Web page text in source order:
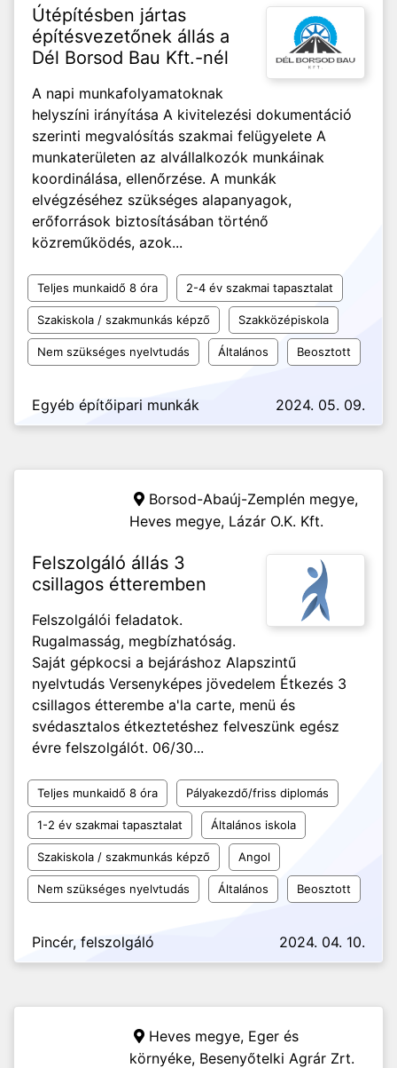
Útépítésben jártas
építésvezetőnek állás a
Dél Borsod Bau Kft.-nél
A napi munkafolyamatoknak
helyszíni irányítása A kivitelezési dokumentáció
szerinti megvalósítás szakmai felügyelete A
munkaterületen az alvállalkozók munkáinak
koordinálása, ellenőrzése. A munkák
elvégzéséhez szükséges alapanyagok,
erőforrások biztosításában történő
közreműködés, azok...
Teljes munkaidő 8 óra 2-4 év szakmai tapasztalat
Szakiskola / szakmunkás képző Szakközépiskola
Nem szükséges nyelvtudás Általános Beosztott
Egyéb építőipari munkák 2024. 05. 09.
Borsod-Abaúj-Zemplén megye,
Heves megye, Lázár O.K. Kft.
Felszolgáló állás 3
csillagos étteremben
Felszolgálói feladatok.
Rugalmasság, megbízhatóság.
Saját gépkocsi a bejáráshoz Alapszintű
nyelvtudás Versenyképes jövedelem Étkezés 3
csillagos étterembe a'la carte, menü és
svédasztalos étkeztetéshez felveszünk egész
évre felszolgálót. 06/30...
Teljes munkaidő 8 óra Pályakezdő/friss diplomás
1-2 év szakmai tapasztalat Általános iskola
Szakiskola / szakmunkás képző Angol
Nem szükséges nyelvtudás Általános Beosztott
Pincér, felszolgáló 2024. 04. 10.
Heves megye, Eger és
környéke, Besenyőtelki Agrár Zrt.